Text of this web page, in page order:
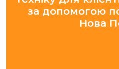
за допомогою
Нова